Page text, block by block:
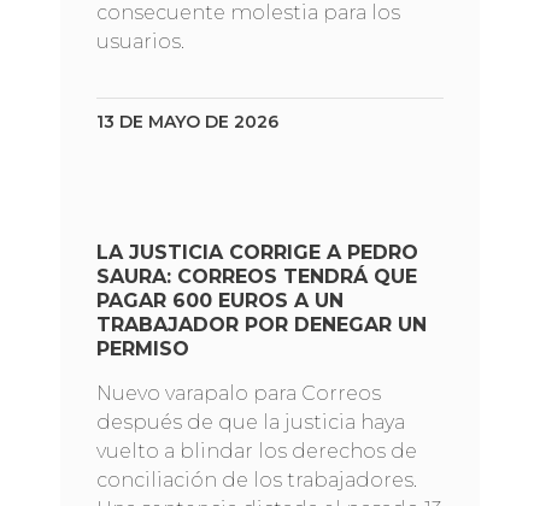
consecuente molestia para los
usuarios.
13 DE MAYO DE 2026
LA JUSTICIA CORRIGE A PEDRO
SAURA: CORREOS TENDRÁ QUE
PAGAR 600 EUROS A UN
TRABAJADOR POR DENEGAR UN
PERMISO
Nuevo varapalo para Correos
después de que la justicia haya
vuelto a blindar los derechos de
conciliación de los trabajadores.